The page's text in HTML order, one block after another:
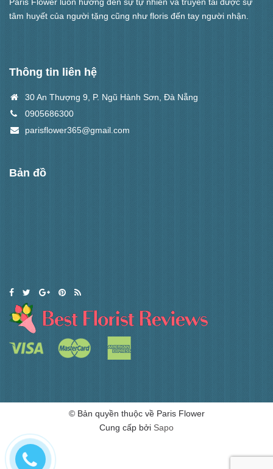
tâm huyết của người tặng cũng như floris đến tay người nhận.
Thông tin liên hệ
30 An Thượng 9, P. Ngũ Hành Sơn, Đà Nẵng
0905686300
parisflower365@gmail.com
Bản đồ
© Bản quyền thuộc về Paris Flower
Cung cấp bởi Sapo